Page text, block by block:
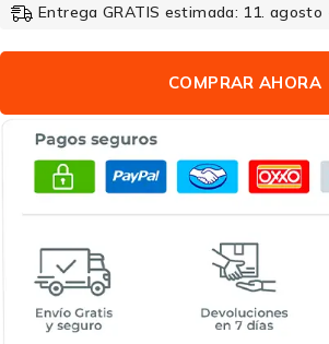
Entrega GRATIS estimada: 11.
COMPRAR AHORA